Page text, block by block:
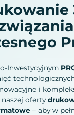
Inwestycyjnym
i
oferty
– aby w